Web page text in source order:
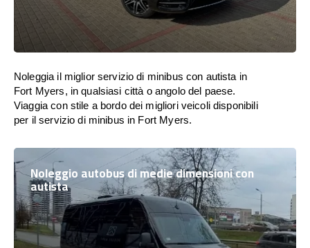
Noleggia il miglior servizio di minibus con autista in
Fort Myers, in qualsiasi città o angolo del paese.
Viaggia con stile a bordo dei migliori veicoli disponibili
per il servizio di minibus in Fort Myers.
Noleggio autobus di medie dimensioni con
autista